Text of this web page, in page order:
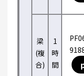
梁
(複
合)
1
時
間